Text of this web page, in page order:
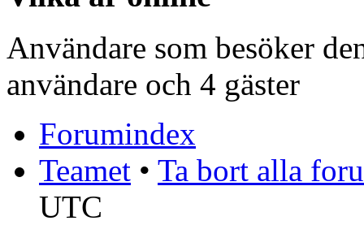
Användare som besöker
användare och 4 gäster
Forumindex
Teamet • Ta bort alla
UTC